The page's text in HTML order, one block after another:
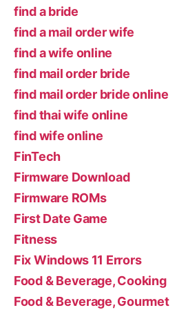
find a bride
find a mail order wife
find a wife online
find mail order bride
find mail order bride online
find thai wife online
find wife online
FinTech
Firmware Download
Firmware ROMs
First Date Game
Fitness
Fix Windows 11 Errors
Food & Beverage, Cooking
Food & Beverage, Gourmet